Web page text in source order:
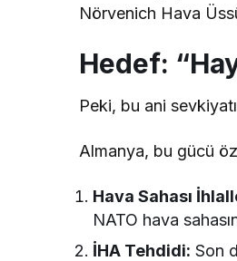
Nörvenich Hava
Hedef:
Peki, bu ani
Almanya, bu gücü
Hava Sahası
NATO hava
İHA Tehdidi: Son